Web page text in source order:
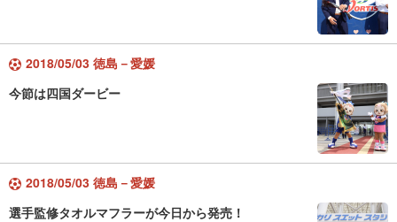
2018/05/03 徳島－愛媛
今節は四国ダービー
2018/05/03 徳島－愛媛
選手監修タオルマフラーが今日から発売！